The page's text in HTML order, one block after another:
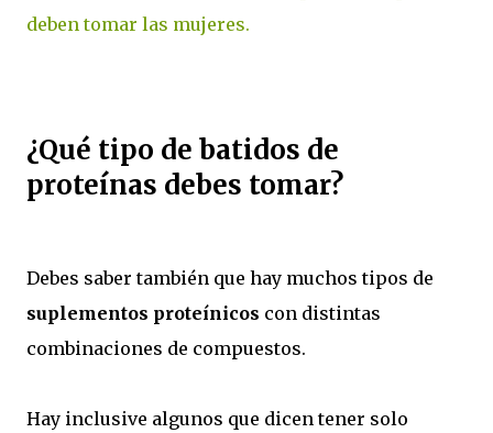
deben tomar las mujeres.
¿Qué tipo de batidos de
proteínas debes tomar?
Debes saber también que hay muchos tipos de
suplementos proteínicos con distintas
combinaciones de compuestos.
Hay inclusive algunos que dicen tener solo